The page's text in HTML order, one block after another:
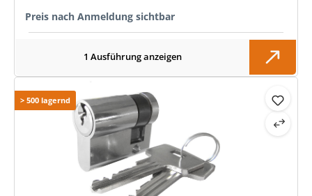
Preis nach Anmeldung sichtbar
1 Ausführung anzeigen
> 500 lagernd